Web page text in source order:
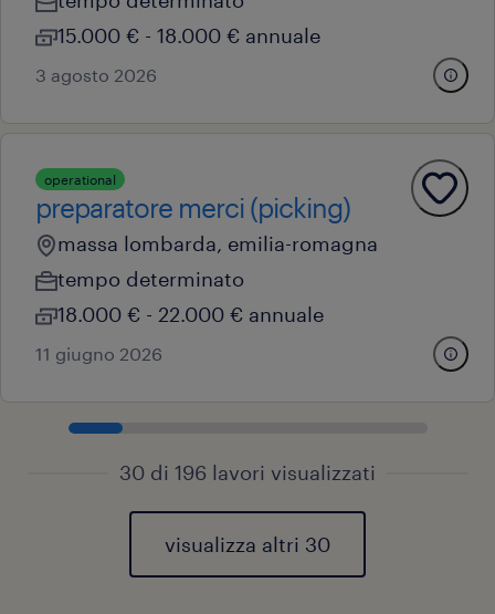
15.000 € - 18.000 € annuale
3 agosto 2026
operational
preparatore merci (picking)
massa lombarda, emilia-romagna
tempo determinato
18.000 € - 22.000 € annuale
11 giugno 2026
30 di 196 lavori visualizzati
visualizza altri 30